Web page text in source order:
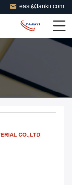
east@tankii.com